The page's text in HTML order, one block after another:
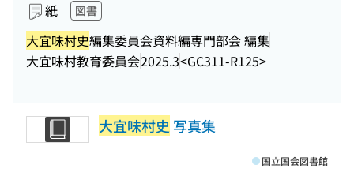
紙 図書
大宜味村史編集委員会資料編専門部会 編集
大宜味村教育委員会2025.3<GC311-R125>
大宜味村史 写真集
国立国会図書館